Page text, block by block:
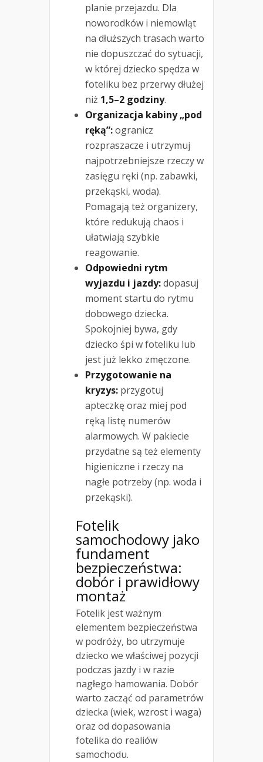
planie przejazdu. Dla
noworodków i niemowląt
na dłuższych trasach warto
nie dopuszczać do sytuacji,
w której dziecko spędza w
foteliku bez przerwy dłużej
niż 1,5–2 godziny.
Organizacja kabiny „pod
ręką”:ogranicz
rozpraszacze i utrzymuj
najpotrzebniejsze rzeczy w
zasięgu ręki (np. zabawki,
przekąski, woda).
Pomagają też organizery,
które redukują chaos i
ułatwiają szybkie
reagowanie.
Odpowiedni rytm
wyjazdu i jazdy:dopasuj
moment startu do rytmu
dobowego dziecka.
Spokojniej bywa, gdy
dziecko śpi w foteliku lub
jest już lekko zmęczone.
Przygotowanie na
kryzys: przygotuj
apteczkę oraz miej pod
ręką listę numerów
alarmowych. W pakiecie
przydatne są też elementy
higieniczne i rzeczy na
nagłe potrzeby (np. woda i
przekąski).
Fotelik
samochodowy jako
fundament
bezpieczeństwa:
dobór i prawidłowy
montaż
Fotelik jest ważnym
elementem bezpieczeństwa
w podróży, bo utrzymuje
dziecko we właściwej pozycji
podczas jazdy i w razie
nagłego hamowania. Dobór
warto zacząć od parametrów
dziecka (wiek, wzrost i waga)
oraz od dopasowania
fotelika do realiów
samochodu.